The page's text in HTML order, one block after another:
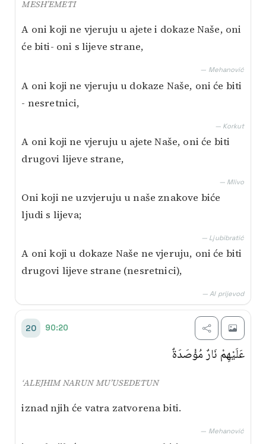
MESH’EMETI
A oni koji ne vjeruju u ajete i dokaze Naše, oni
će biti- oni s lijeve strane,
— Mehanović
A oni koji ne vjeruju u dokaze Naše, oni će biti
- nesretnici,
— Korkut
A oni koji ne vjeruju u ajete Naše, oni će biti
drugovi lijeve strane,
— Mlivo
Oni koji ne uzvjeruju u naše znakove biće
ljudi s lijeva;
— Ljubibratić
A oni koji u dokaze Naše ne vjeruju, oni će biti
drugovi lijeve strane (nesretnici),
— AI prijevod
20 90:20
عَلَيْهِمْ نَارٌ مُؤْصَدَةٌ
‘ALEJHIM NARUN MU’USEDETUN
iznad njih će vatra zatvorena biti.
— Mehanović